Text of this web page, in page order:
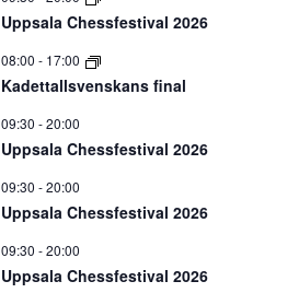
Uppsala Chessfestival 2026
08:00 - 17:00
Kadettallsvenskans final
09:30 -20:00
Uppsala Chessfestival 2026
09:30 -20:00
Uppsala Chessfestival 2026
09:30 -20:00
Uppsala Chessfestival 2026